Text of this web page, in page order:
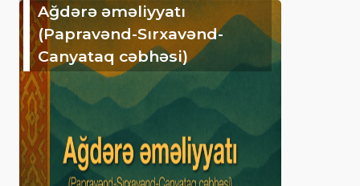
Ağdərə əməliyyatı
(Papravənd-Sırxavənd-
Canyataq cəbhəsi)